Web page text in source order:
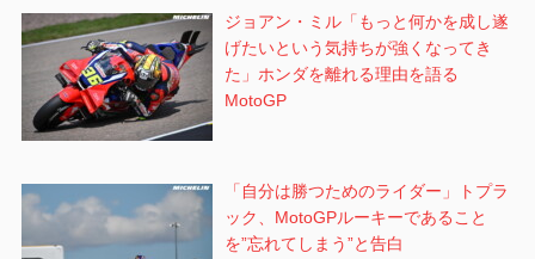
ョ
ン
ジョアン・ミル「もっと何かを成し遂
げたいという気持ちが強くなってき
た」ホンダを離れる理由を語る
MotoGP
「自分は勝つためのライダー」トプラ
ック、MotoGPルーキーであること
を”忘れてしまう”と告白